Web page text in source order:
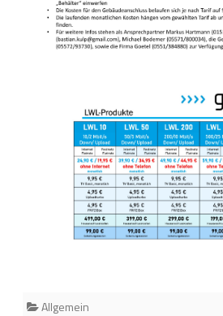
Allgemein